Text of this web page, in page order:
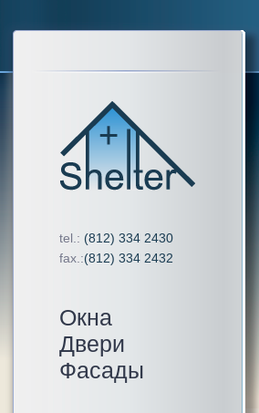
tel.: (812) 334 2430
fax.:(812) 334 2432
Окна
Двери
Фасады